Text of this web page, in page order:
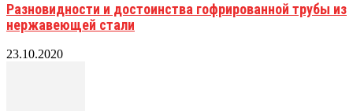
Разновидности и достоинства гофрированной трубы из
нержавеющей стали
23.10.2020